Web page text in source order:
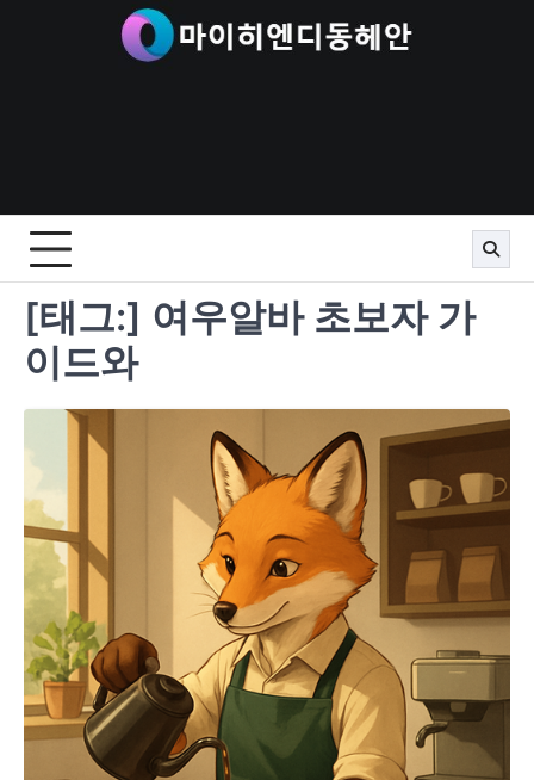
[태그:] 여우알바 초보자 가
이드와